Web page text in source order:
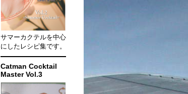
サマーカクテルを中心
にしたレシピ集です。
Catman Cocktail
Master Vol.3